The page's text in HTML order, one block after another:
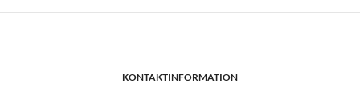
KONTAKTINFORMATION